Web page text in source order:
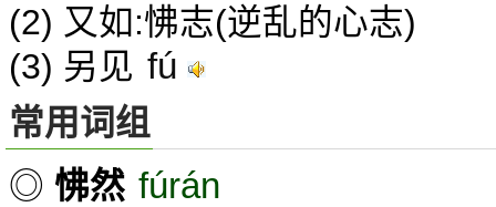
(2) 又如:怫志(逆乱的心志)
(3) 另见 fú
常用词组
◎ 怫然 fúrán